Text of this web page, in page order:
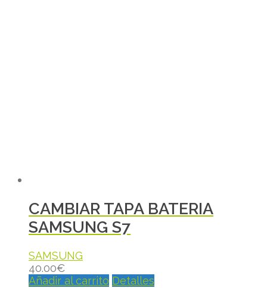
CAMBIAR TAPA BATERIA
SAMSUNG S7
SAMSUNG
40.00€
Añadir al carrito Detalles